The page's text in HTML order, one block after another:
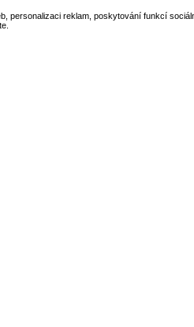
personalizaci reklam, poskytování funkcí